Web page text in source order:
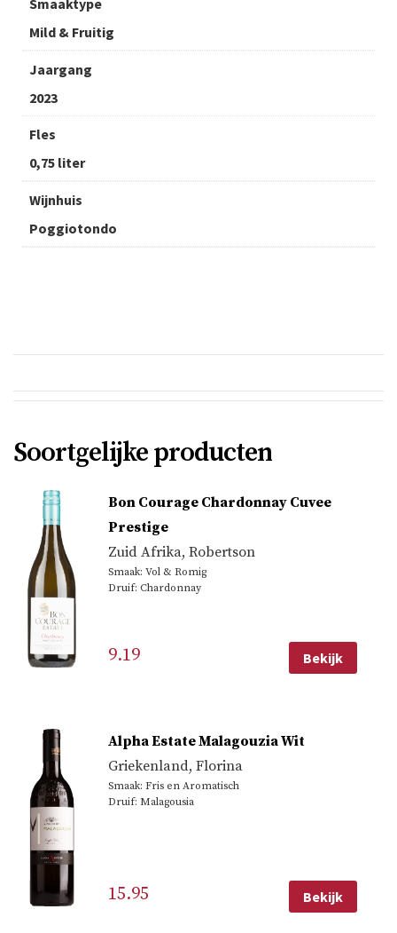
Smaaktype
Mild & Fruitig
Jaargang
2023
Fles
0,75 liter
Wijnhuis
Poggiotondo
Soortgelijke producten
Bon Courage Chardonnay Cuvee
Prestige
Zuid Afrika, Robertson
Smaak: Vol & Romig
Druif: Chardonnay
9.19 Bekijk
Alpha Estate Malagouzia Wit
Griekenland, Florina
Smaak: Fris en Aromatisch
Druif: Malagousia
15.95 Bekijk